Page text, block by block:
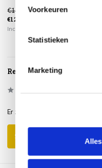
Voorkeuren
Statistieken
Marketing
€149,00
€129,00
Incl. btw
Reviews
Er zijn nog geen reviews
Schrijf je eigen review